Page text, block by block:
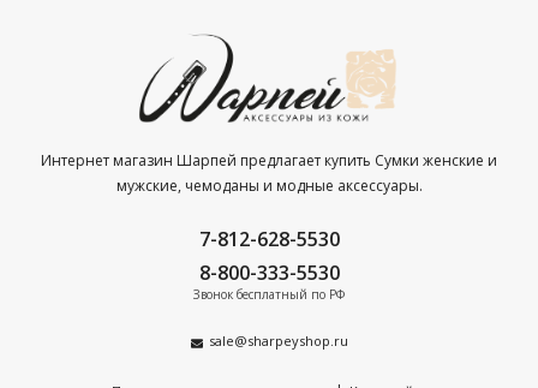
Интернет магазин Шарпей предлагает купить Сумки женские и
мужские, чемоданы и модные аксессуары.
7-812-628-5530
8-800-333-5530
Звонок бесплатный по РФ
sale@sharpeyshop.ru